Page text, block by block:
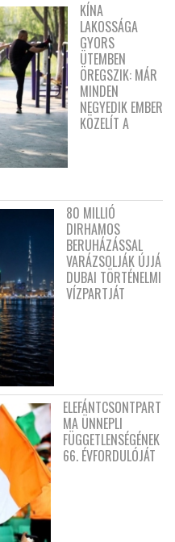
KÍNA
LAKOSSÁGA
GYORS
ÜTEMBEN
ÖREGSZIK: MÁR
MINDEN
NEGYEDIK EMBER
KÖZELÍT A
80 MILLIÓ
DIRHAMOS
BERUHÁZÁSSAL
VARÁZSOLJÁK ÚJJÁ
DUBAI TÖRTÉNELMI
VÍZPARTJÁT
ELEFÁNTCSONTPART
MA ÜNNEPLI
FÜGGETLENSÉGÉNEK
66. ÉVFORDULÓJÁT